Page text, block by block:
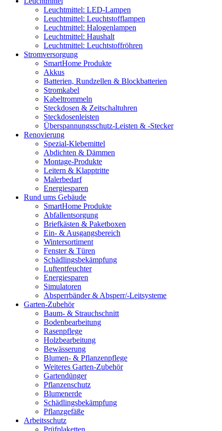
Leuchtmittel: LED-Lampen
Leuchtmittel: Leuchtstofflampen
Leuchtmittel: Halogenlampen
Leuchtmittel: Haushalt
Leuchtmittel: Leuchtstoffröhren
Stromversorgung
SmartHome Produkte
Akkus
Batterien, Rundzellen & Blockbatterien
Stromkabel
Kabeltrommeln
Steckdosen & Zeitschaltuhren
Steckdosenleisten
Überspannungsschutz-Leisten & -Stecker
Renovierung
Spezial-Klebemittel
Abdichten & Dämmen
Montage-Produkte
Leitern & Klapptritte
Malerbedarf
Energiesparen
Rund ums Gebäude
SmartHome Produkte
Abfallentsorgung
Briefkästen & Paketboxen
Ein- & Ausgangsbereich
Wintersortiment
Fenster & Türen
Schädlingsbekämpfung
Luftentfeuchter
Energiesparen
Simulatoren
Absperrbänder & Absperr/-Leitsysteme
Garten-Zubehör
Baum- & Strauchschnitt
Bodenbearbeitung
Rasenpflege
Holzbearbeitung
Bewässerung
Blumen- & Pflanzenpflege
Weiteres Garten-Zubehör
Gartendünger
Pflanzenschutz
Blumenerde
Schädlingsbekämpfung
Pflanzgefäße
Arbeitsschutz
Prüfplaketten